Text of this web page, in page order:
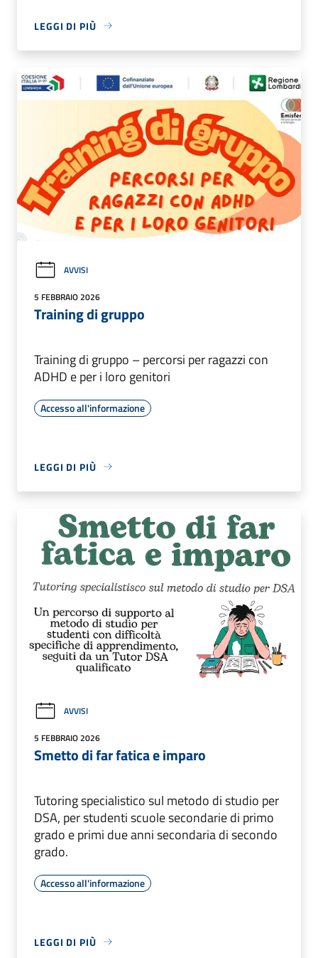
LEGGI DI PIÙ
AVVISI
5 FEBBRAIO 2026
Training di gruppo
Training di gruppo – percorsi per ragazzi con
ADHD e per i loro genitori
Accesso all'informazione
LEGGI DI PIÙ
AVVISI
5 FEBBRAIO 2026
Smetto di far fatica e imparo
Tutoring specialistico sul metodo di studio per
DSA, per studenti scuole secondarie di primo
grado e primi due anni secondaria di secondo
grado.
Accesso all'informazione
LEGGI DI PIÙ